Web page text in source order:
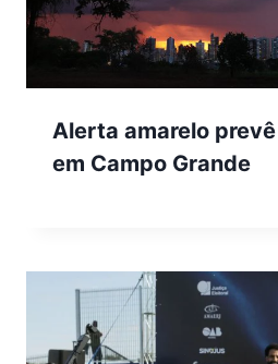
Alerta amarelo
em Campo Grande